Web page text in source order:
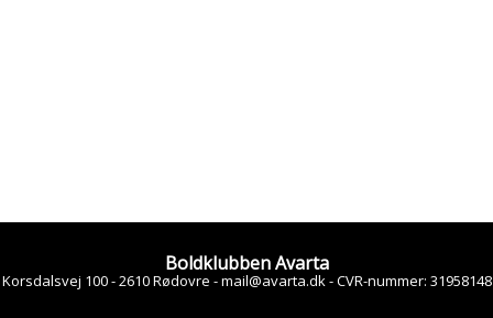
Boldklubben Avarta
Korsdalsvej 100 - 2610 Rødovre -mail@avarta.dk-CVR-nummer: 31958148